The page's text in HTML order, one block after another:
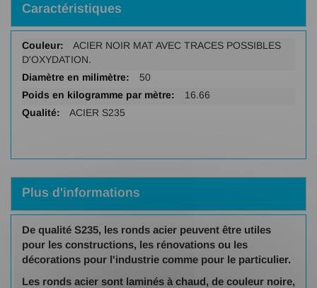
Caractéristiques
Plus
d'infos
ACIER NOIR MAT AVEC TRACES POSSIBLES
D'OXYDATION.
50
16.66
ACIER S235
Plus d'informations
De qualité S235, les ronds acier peuvent être utiles
pour les constructions, les rénovations ou les
décorations pour l'industrie comme pour le particulier.
Les ronds acier sont laminés à chaud, de couleur noire,